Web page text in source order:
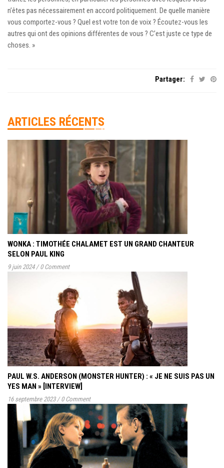
n’êtes pas nécessairement en accord politiquement. De quelle manière
vous comportez-vous ? Quel est votre ton de voix ? Écoutez-vous les
autres qui ont des opinions différentes de vous ? C’est juste ce type de
choses. »
Partager:
ARTICLES RÉCENTS
WONKA : TIMOTHÉE CHALAMET EST UN GRAND CHANTEUR
SELON PAUL KING
9 juin 2024 / 0 Comment
PAUL W.S. ANDERSON (MONSTER HUNTER) : « JE NE SUIS PAS UN
YES MAN » [INTERVIEW]
16 septembre 2023 / 0 Comment